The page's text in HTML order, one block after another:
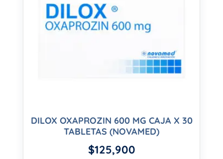
DILOX OXAPROZIN 600 MG CAJA X 30
TABLETAS (NOVAMED)
$125,900